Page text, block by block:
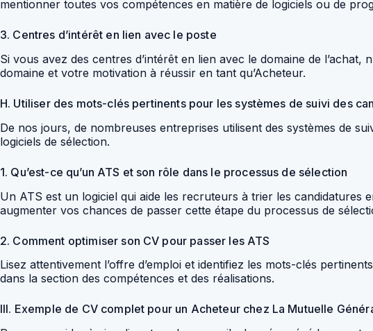
mentionner toutes vos compétences en matière de logiciels ou de
3. Centres d’intérêt en lien avec le poste
Si vous avez des centres d’intérêt en lien avec le domaine de
domaine et votre motivation à réussir en tant qu’Acheteur.
H. Utiliser des mots-clés pertinents pour les systèmes de suivi des
De nos jours, de nombreuses entreprises utilisent des systèmes de
logiciels de sélection.
1. Qu’est-ce qu’un ATS et son rôle dans le processus de sélection
Un ATS est un logiciel qui aide les recruteurs à trier les
augmenter vos chances de passer cette étape du processus de
2. Comment optimiser son CV pour passer les ATS
Lisez attentivement l’offre d’emploi et identifiez les mots-clés
dans la section des compétences et des réalisations.
III. Exemple de CV complet pour un Acheteur chez La Mutuelle